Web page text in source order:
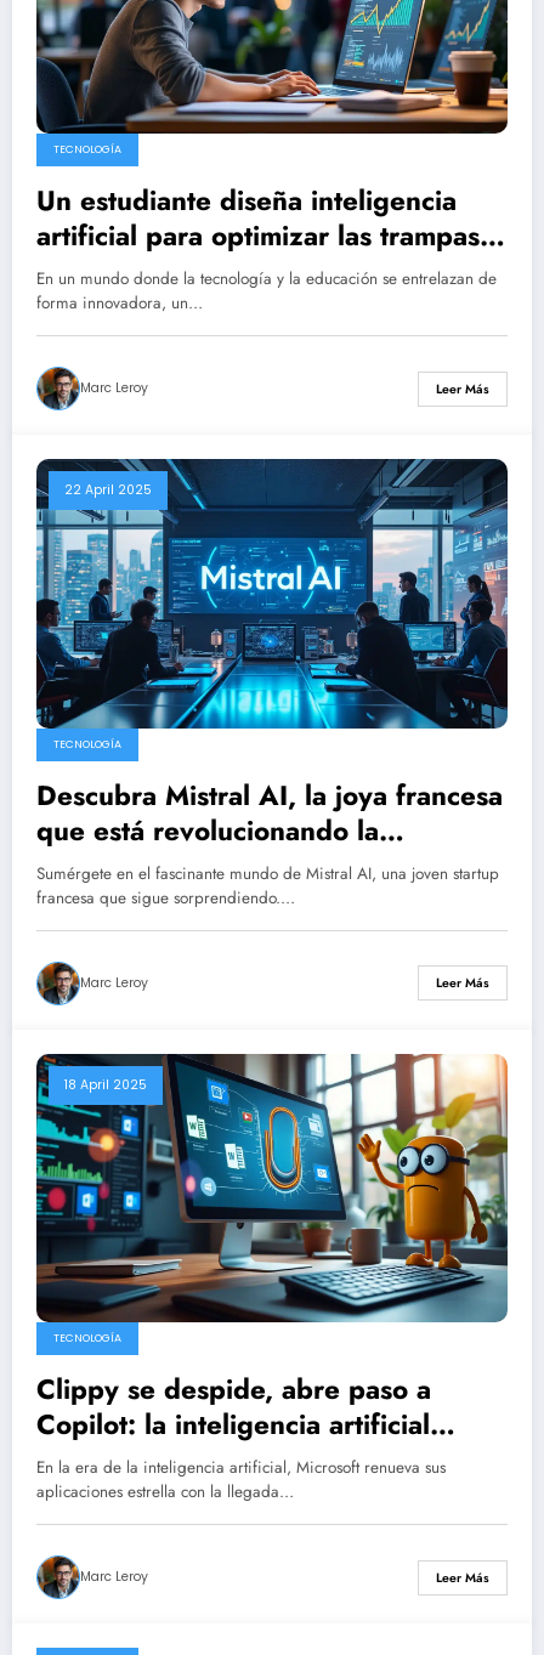
TECNOLOGÍA
Un estudiante diseña inteligencia
artificial para optimizar las trampas y
atrae 5,3 millones de dólares en
inversión.
En un mundo donde la tecnología y la educación se entrelazan de
forma innovadora, un…
Marc Leroy Leer Más
22 April 2025
TECNOLOGÍA
Descubra Mistral AI, la joya francesa
que está revolucionando la
inteligencia artificial de código
abierto
Sumérgete en el fascinante mundo de Mistral AI, una joven startup
francesa que sigue sorprendiendo.…
Marc Leroy Leer Más
18 April 2025
TECNOLOGÍA
Clippy se despide, abre paso a
Copilot: la inteligencia artificial
transforma el uso de Word, Excel,
PowerPoint y Outlook
En la era de la inteligencia artificial, Microsoft renueva sus
aplicaciones estrella con la llegada…
Marc Leroy Leer Más